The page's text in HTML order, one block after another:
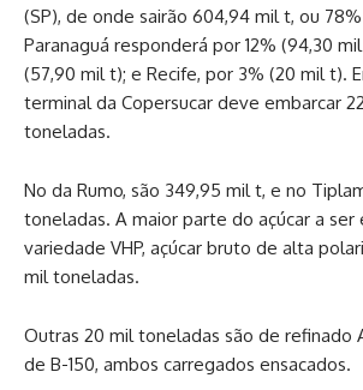
(SP), de onde sairão 604,94 mil t, ou
Paranaguá responderá por 12% (94,30
(57,90 mil t); e Recife, por 3% (20 mil t).
terminal da Copersucar deve embarcar
toneladas.
No da Rumo, são 349,95 mil t, e no
toneladas. A maior parte do açúcar a ser
variedade VHP, açúcar bruto de alta
mil toneladas.
Outras 20 mil toneladas são de refinado
de B-150, ambos carregados ensacados.